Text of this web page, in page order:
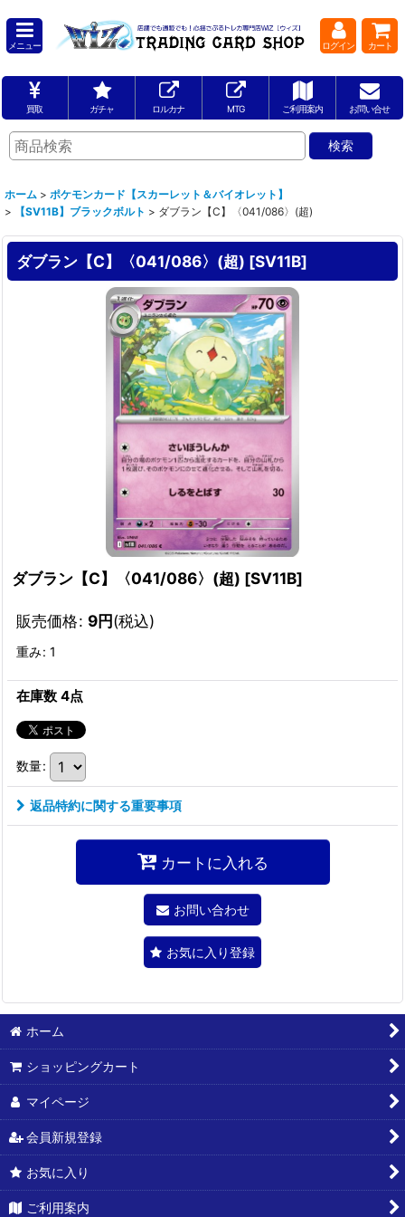
メニュー ログイン カート
買取 ガチャ ロルカナ MTG ご利用案内 お問い合せ
ホーム > ポケモンカード【スカーレット＆バイオレット】
>
【SV11B】ブラックボルト > ダブラン【C】〈041/086〉(超)
ダブラン【C】〈041/086〉(超) [SV11B]
ダブラン【C】〈041/086〉(超) [SV11B]
販売価格: 9円(税込)
重み: 1
在庫数 4点
数量:
返品特約に関する重要事項
カートに入れる
お問い合わせ
お気に入り登録
ホーム
ショッピングカート
マイページ
会員新規登録
お気に入り
ご利用案内